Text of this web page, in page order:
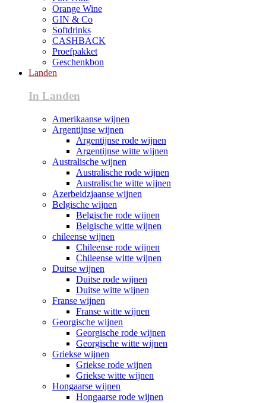
Orange Wine
GIN & Co
Softdrinks
CASHBACK
Proefpakket
Geschenkbon
Landen
In Landen
Amerikaanse wijnen
Argentijnse wijnen
Argentijnse rode wijnen
Argentijnse witte wijnen
Australische wijnen
Australische rode wijnen
Australische witte wijnen
Azerbeidzjaanse wijnen
Belgische wijnen
Belgische rode wijnen
Belgische witte wijnen
chileense wijnen
Chileense rode wijnen
Chileense witte wijnen
Duitse wijnen
Duitse rode wijnen
Duitse witte wijnen
Franse wijnen
Franse witte wijnen
Georgische wijnen
Georgische rode wijnen
Georgische witte wijnen
Griekse wijnen
Griekse rode wijnen
Griekse witte wijnen
Hongaarse wijnen
Hongaarse rode wijnen